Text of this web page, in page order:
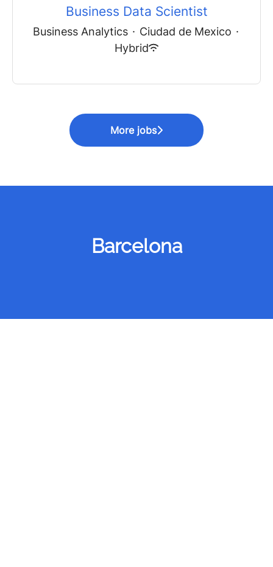
Business Data Scientist
Business Analytics · Ciudad de Mexico ·
Hybrid
More jobs
Barcelona